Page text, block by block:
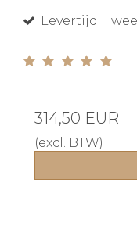
Levertijd: 1
314,50 EUR
(excl. BTW)